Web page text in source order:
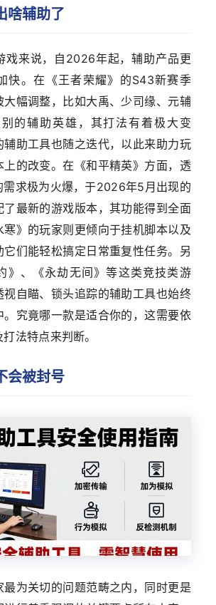
啥辅助了
戏来说，自2026年起，辅助产品更
快。在《王者荣耀》的S43新赛季
大幅调整，比如大禹、少司缘、元辅
的辅助英雄，其打法有着极大变
辅助工具也随之迭代，以此来助力玩
上的改变。在《和平精英》方面，透
需求极为火爆，于2026年5月出现的
了最新的游戏版本，其功能得到全面
》的玩家则更倾向于挂机脚本以及
们能轻松搞定日常重复性任务。另
》、《永劫无间》等这类竞技类游
视自瞄、锁头追踪的辅助工具也始终
。究竟哪一款是适合你的，这需要依
法特点来判断。
会被封号
为关切的问题范畴之内，同时更是